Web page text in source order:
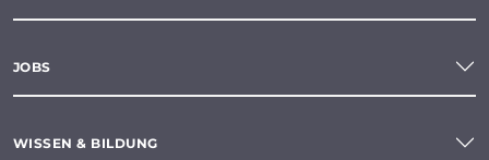
JOBS
WISSEN & BILDUNG